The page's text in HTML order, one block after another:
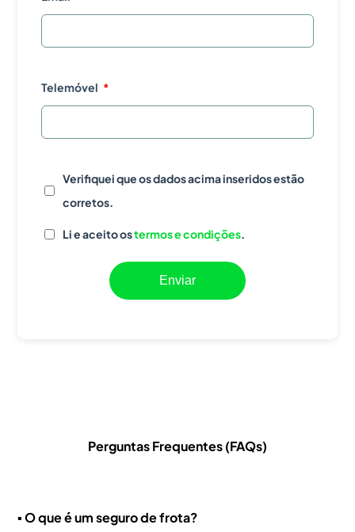
Telemóvel
Verifiquei que os dados acima inseridos estão
corretos.
Li e aceito ostermos e condições.
Enviar
Perguntas Frequentes (FAQs)
▪️ O que é um seguro de frota?